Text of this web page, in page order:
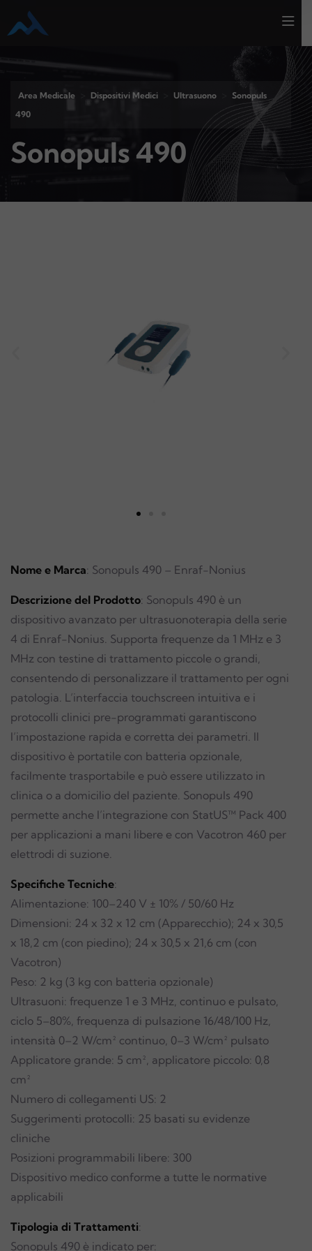
Area Medicale Dispositivi Medici Ultrasuono
Sonopuls
490
Sonopuls 490
Nome e Marca: Sonopuls 490 – Enraf-Nonius
Descrizione del Prodotto: Sonopuls 490 è un
dispositivo avanzato per ultrasuonoterapia della serie
4 di Enraf-Nonius. Supporta frequenze da 1 MHz e 3
MHz con testine di trattamento piccole o grandi,
consentendo di personalizzare il trattamento per ogni
patologia. L’interfaccia touchscreen intuitiva e i
protocolli clinici pre-programmati garantiscono
l’impostazione rapida e corretta dei parametri. Il
dispositivo è portatile con batteria opzionale,
facilmente trasportabile e può essere utilizzato in
clinica o a domicilio del paziente. Sonopuls 490
permette anche l’integrazione con StatUS™ Pack 400
per applicazioni a mani libere e con Vacotron 460 per
elettrodi di suzione.
Specifiche Tecniche:
Alimentazione: 100–240 V ± 10% / 50/60 Hz
Dimensioni: 24 x 32 x 12 cm (Apparecchio); 24 x 30,5
x 18,2 cm (con piedino); 24 x 30,5 x 21,6 cm (con
Vacotron)
Peso: 2 kg (3 kg con batteria opzionale)
Ultrasuoni: frequenze 1 e 3 MHz, continuo e pulsato,
ciclo 5–80%, frequenza di pulsazione 16/48/100 Hz,
intensità 0–2 W/cm² continuo, 0–3 W/cm² pulsato
Applicatore grande: 5 cm², applicatore piccolo: 0,8
cm²
Numero di collegamenti US: 2
Suggerimenti protocolli: 25 basati su evidenze
cliniche
Posizioni programmabili libere: 300
Dispositivo medico conforme a tutte le normative
applicabili
Tipologia di Trattamenti:
Sonopuls 490 è indicato per: